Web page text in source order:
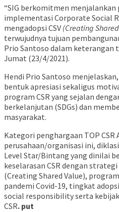
“SIG berkomitmen
implementasi Corporate Social
mengadopsi CSV (Creating
terwujudnya tujuan
Prio Santoso dalam keterangan
Jumat (23/4/2021).
Hendi Prio Santoso
bentuk apresiasi sekaligus
program CSR yang sejalan
berkelanjutan (SDGs) dan
masyarakat.
Kategori penghargaan TOP CSR
perusahaan/organisasi ini,
Level Star/Bintang yang dinilai
keselarasan CSR dengan
(Creating Shared Value),
pandemi Covid-19, tingkat
social responsibility serta
CSR. put